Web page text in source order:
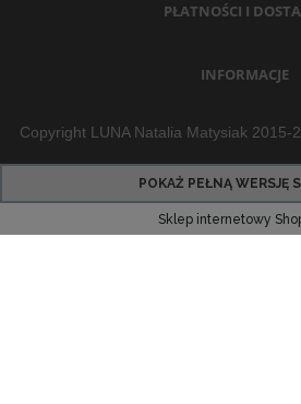
PŁATNOŚCI I
INFORMACJE
Copyright LUNA Natalia Matysiak 2015-
POKAŻ PEŁNĄ WERSJĘ
Sklep internetowy